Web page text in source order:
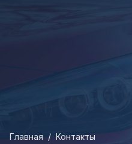
Главная / Контакты